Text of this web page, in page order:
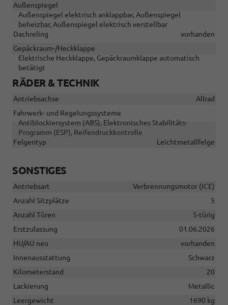
Außenspiegel
Außenspiegel elektrisch anklappbar, Außenspiegel
beheizbar, Außenspiegel elektrisch verstellbar
Dachreling
vorhanden
Gepäckraum-/Heckklappe
Elektrische Heckklappe, Gepäckraumklappe automatisch
betätigt
RÄDER & TECHNIK
Antriebsachse
Allrad
Fahrwerk- und Regelungssysteme
Antiblockiersystem (ABS), Elektronisches Stabilitäts-
Programm (ESP), Reifendruckkontrolle
Felgentyp
Leichtmetallfelge
SONSTIGES
Antriebsart
Verbrennungsmotor (ICE)
Anzahl Sitzplätze
5
Anzahl Türen
5-türig
Erstzulassung
01.06.2026
HU/AU neu
vorhanden
Innenausstattung
Schwarz
Kilometerstand
20
Lackierung
Metallic
Leergewicht
1690 kg